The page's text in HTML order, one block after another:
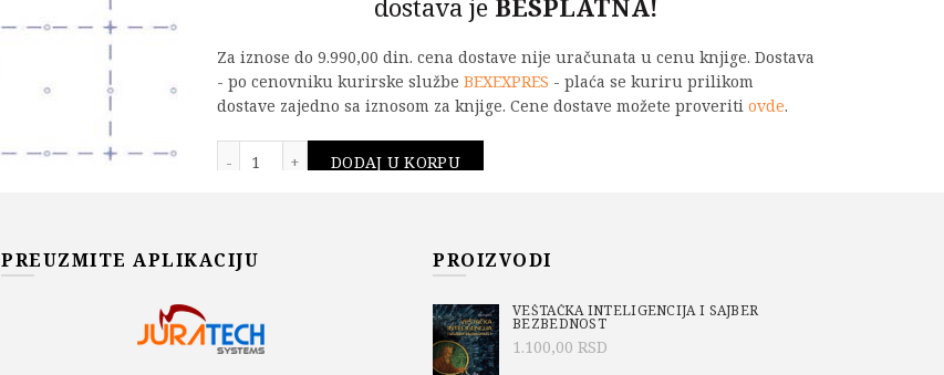
dostava je BESPLATNA!
Za iznose do 9.990,00 din. cena dostave nije uračunata u cenu knjige. Dostava
- po cenovniku kurirske službe BEXEXPRES - plaća se kuriru prilikom
dostave zajedno sa iznosom za knjige. Cene dostave možete proveriti ovde.
DODAJ U KORPU
Šifra proizvoda:
978-86-7518-237-5
Akademska Misao/Academic Mind , Aktuelno , GEODEZIJA
GRAĐEVINA
Građevinski fakultet , Milan Kilibarda
U knjižari na Građevinskom fakultetu
PREUZMITE APLIKACIJU PROIZVODI
VEŠTAČKA INTELIGENCIJA I SAJBER
BEZBEDNOST
1.100,00 RSD